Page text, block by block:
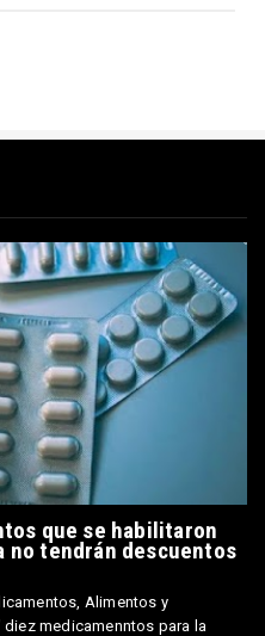
que se habilitaron
no tendrán descuentos
Alimentos y
medicamenntos para la